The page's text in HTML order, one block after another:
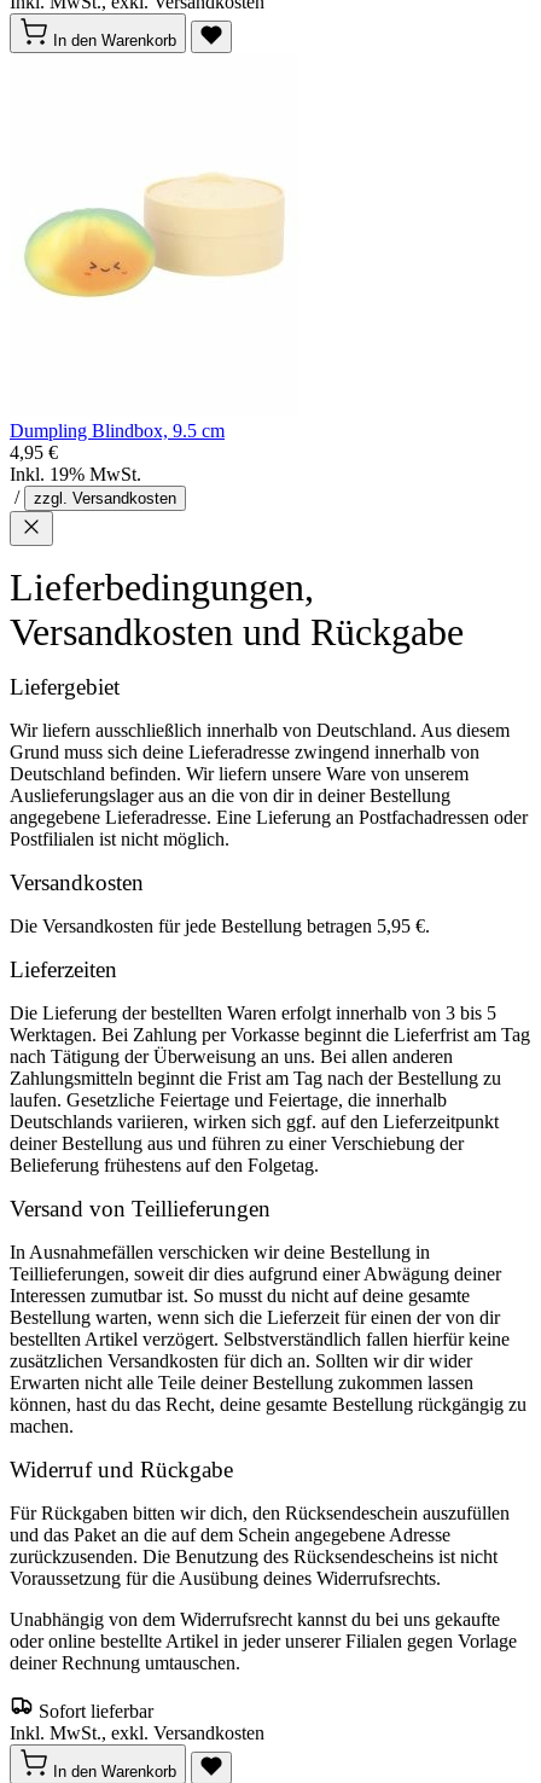
In den Warenkorb
Dumpling Blindbox, 9.5 cm
4,95 €
Inkl. 19% MwSt.
/
zzgl. Versandkosten
Lieferbedingungen,
Versandkosten und Rückgabe
Liefergebiet
Wir liefern ausschließlich innerhalb von Deutschland. Aus diesem
Grund muss sich deine Lieferadresse zwingend innerhalb von
Deutschland befinden. Wir liefern unsere Ware von unserem
Auslieferungslager aus an die von dir in deiner Bestellung
angegebene Lieferadresse. Eine Lieferung an Postfachadressen oder
Postfilialen ist nicht möglich.
Versandkosten
Die Versandkosten für jede Bestellung betragen 5,95 €.
Lieferzeiten
Die Lieferung der bestellten Waren erfolgt innerhalb von 3 bis 5
Werktagen. Bei Zahlung per Vorkasse beginnt die Lieferfrist am Tag
nach Tätigung der Überweisung an uns. Bei allen anderen
Zahlungsmitteln beginnt die Frist am Tag nach der Bestellung zu
laufen. Gesetzliche Feiertage und Feiertage, die innerhalb
Deutschlands variieren, wirken sich ggf. auf den Lieferzeitpunkt
deiner Bestellung aus und führen zu einer Verschiebung der
Belieferung frühestens auf den Folgetag.
Versand von Teillieferungen
In Ausnahmefällen verschicken wir deine Bestellung in
Teillieferungen, soweit dir dies aufgrund einer Abwägung deiner
Interessen zumutbar ist. So musst du nicht auf deine gesamte
Bestellung warten, wenn sich die Lieferzeit für einen der von dir
bestellten Artikel verzögert. Selbstverständlich fallen hierfür keine
zusätzlichen Versandkosten für dich an. Sollten wir dir wider
Erwarten nicht alle Teile deiner Bestellung zukommen lassen
können, hast du das Recht, deine gesamte Bestellung rückgängig zu
machen.
Widerruf und Rückgabe
Für Rückgaben bitten wir dich, den Rücksendeschein auszufüllen
und das Paket an die auf dem Schein angegebene Adresse
zurückzusenden. Die Benutzung des Rücksendescheins ist nicht
Voraussetzung für die Ausübung deines Widerrufsrechts.
Unabhängig von dem Widerrufsrecht kannst du bei uns gekaufte
oder online bestellte Artikel in jeder unserer Filialen gegen Vorlage
deiner Rechnung umtauschen.
Sofort lieferbar
Inkl. MwSt., exkl. Versandkosten
In den Warenkorb